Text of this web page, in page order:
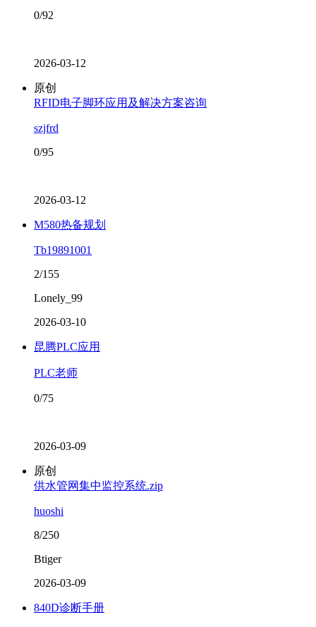
0/92
2026-03-12
原创
RFID电子脚环应用及解决方案咨询
szjfrd
0/95
2026-03-12
M580热备规划
Tb19891001
2/155
Lonely_99
2026-03-10
昆腾PLC应用
PLC老师
0/75
2026-03-09
原创
供水管网集中监控系统.zip
huoshi
8/250
Btiger
2026-03-09
840D诊断手册